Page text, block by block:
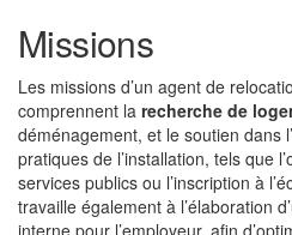
Missions
Les missions d’un agent de
comprennent la recherche de
déménagement, et le soutien dans
pratiques de l’installation, tels que
services publics ou l’inscription à
travaille également à l’élaboration
interne pour l’employeur, afin